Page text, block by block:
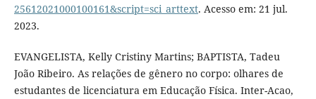
25612021000100161&script=sci_arttext. Acesso em: 21 jul.
2023.
EVANGELISTA, Kelly Cristiny Martins; BAPTISTA, Tadeu
João Ribeiro. As relações de gênero no corpo: olhares de
estudantes de licenciatura em Educação Física. Inter-Acao,